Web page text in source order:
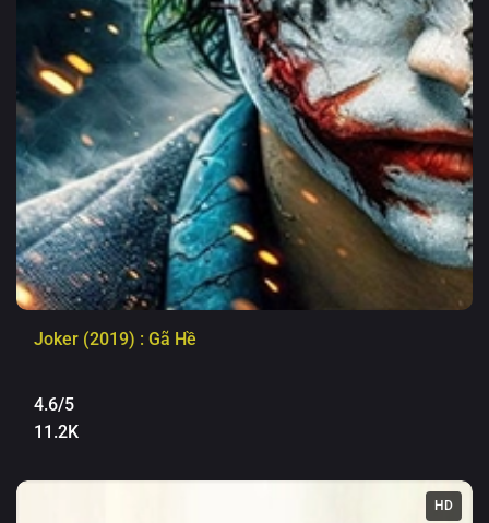
Joker (2019) : Gã Hề
4.6/5
11.2K
HD